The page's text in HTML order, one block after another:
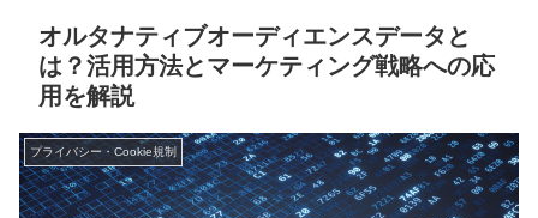
オルタナティブオーディエンスデータと
は？活用方法とマーケティング戦略への応
用を解説
プライバシー・Cookie規制